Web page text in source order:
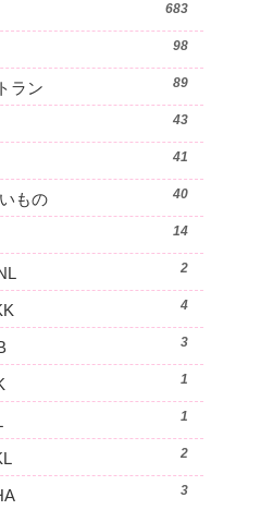
683
98
ラン 89
43
41
もの 40
14
2
4
3
1
1
2
3